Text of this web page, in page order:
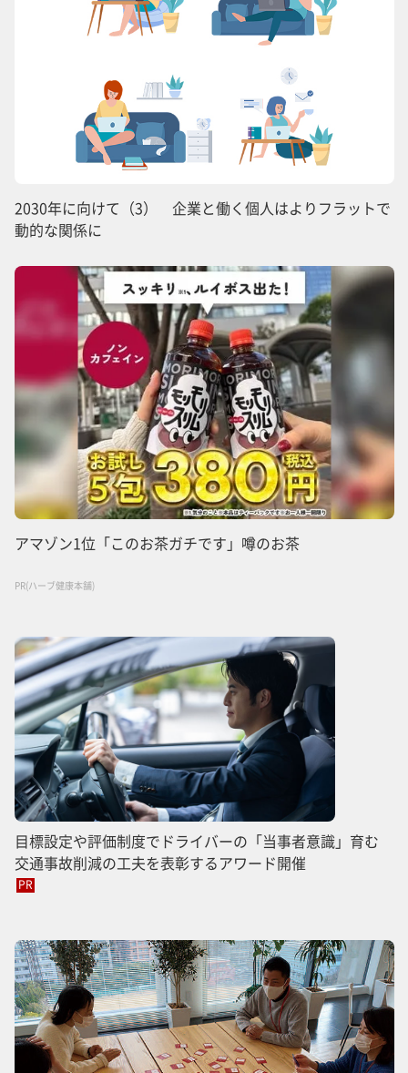
2030年に向けて（3） 企業と働く個人はよりフラットで
動的な関係に
アマゾン1位「このお茶ガチです」噂のお茶
PR(ハーブ健康本舗)
目標設定や評価制度でドライバーの「当事者意識」育む
交通事故削減の工夫を表彰するアワード開催
PR